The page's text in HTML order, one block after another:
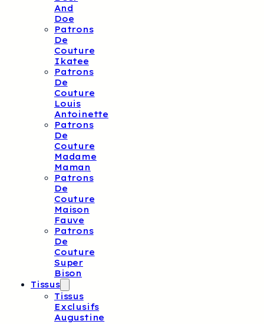
And
Doe
Patrons
De
Couture
Ikatee
Patrons
De
Couture
Louis
Antoinette
Patrons
De
Couture
Madame
Maman
Patrons
De
Couture
Maison
Fauve
Patrons
De
Couture
Super
Bison
Tissus
Tissus
Exclusifs
Augustine